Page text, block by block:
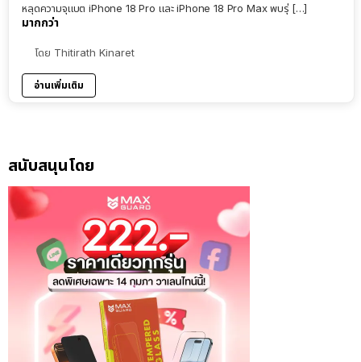
หลุดความจุแบต iPhone 18 Pro และ iPhone 18 Pro Max พบรุ่ […]
มากกว่า
โดย Thitirath Kinaret
อ่านเพิ่มเติม
สนับสนุนโดย